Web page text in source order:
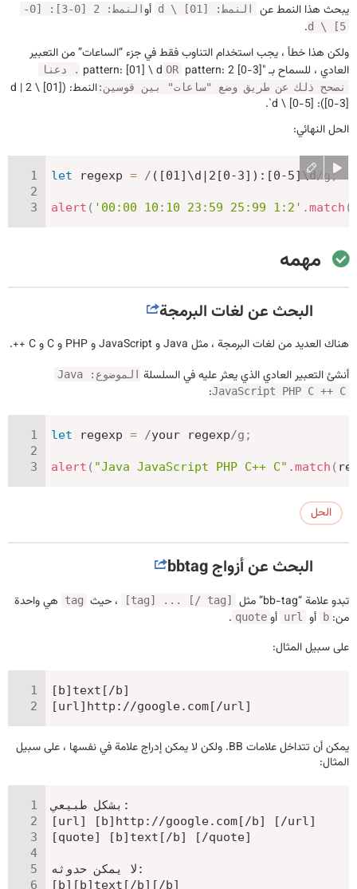
يبحث هذا النمط عن النمط: [01] \ d أو
النمط: 2 [0-3]: [0-
5] \ d
.
ولكن هذا خطأ ، يجب استخدام التناوب فقط في جزء “الساعات” من التعبير
العادي ، للسماح بـ "pattern: [01] \ d
OR pattern: 2 [0-3]
. دعنا
نصحح ذلك عن طريق وضع "ساعات" بين قوسين:
النمط: ([01] \ d | 2
[0-3]): [0-5] \ d`.
الحل النهائي:
let regexp = / ([01]\d|2[0-3]):[0-5]\d/g ;
alert ( '00:00 10:10 23:59 25:99 1:2' .match (
مهمه
البحث عن لغات البرمجة
هناك العديد من لغات البرمجة ، مثل Java و JavaScript و PHP و C و C ++.
أنشئ التعبير العادي الذي يعثر عليه في السلسلة
الموضوع: Java
JavaScript PHP C ++ C
:
let regexp = /your regexp/g ;
alert ( "Java JavaScript PHP C++ C" .match (
الحل
البحث عن أزواج bbtag
تبدو علامة “bb-tag” مثل [tag] ... [/ tag] ، حيث tag
هي واحدة
من: b أو url أو quote
.
على سبيل المثال:
[b]text[/b]
[url]http://google.com[/url]
يمكن أن تتداخل علامات BB. ولكن لا يمكن إدراج علامة في نفسها ، على سبيل
المثال:
بشكل طبيعي:
[url] [b]http://google.com[/b] [/url]
[quote] [b]text[/b] [/quote]
لا يمكن حدوثه:
[b][b]text[/b][/b]